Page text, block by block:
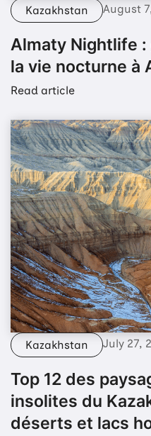
Kazakhstan August
Almaty Nightlife
la vie nocturne à
Read article
Kazakhstan July 27,
Top 12 des
insolites du
déserts et lacs